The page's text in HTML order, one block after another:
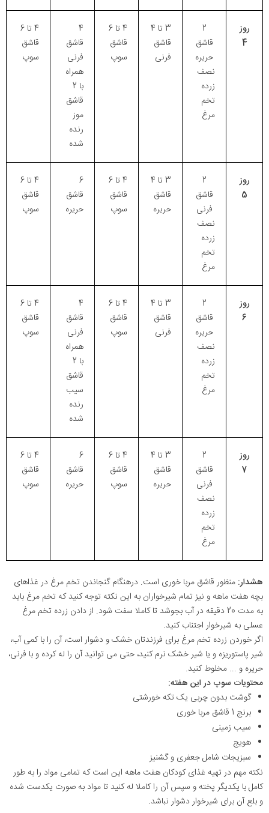
روز
4
2
قاشق
حریره
نصف
زرده
تخم
مرغ
3 تا 4
قاشق
فرنی
4 تا 6
قاشق
سوپ
4
قاشق
فرنی
همراه
با 2
قاشق
موز
رنده
شده
4 تا 6
قاشق
سوپ
روز
5
2
قاشق
فرنی
نصف
زرده
تخم
مرغ
3 تا 4
قاشق
حریره
4 تا 6
قاشق
سوپ
6
قاشق
حریره
4 تا 6
قاشق
سوپ
روز
6
2
قاشق
حریره
نصف
زرده
تخم
مرغ
3 تا 4
قاشق
فرنی
4 تا 6
قاشق
سوپ
4
قاشق
فرنی
همراه
با 2
قاشق
سیب
رنده
شده
4 تا 6
قاشق
سوپ
روز
7
2
قاشق
فرنی
نصف
زرده
تخم
مرغ
3 تا 4
قاشق
حریره
4 تا 6
قاشق
سوپ
6
قاشق
حریره
4 تا 6
قاشق
سوپ
هشدار: منظور قاشق مربا خوری است. درهنگام گنجاندن تخم مرغ در غذاهای
بچه هفت ماهه و نیز تمام شیرخواران به این نکته توجه کنید که تخم مرغ باید
به مدت 20 دقیقه در آب بجوشد تا کاملا سفت شود. از دادن زرده تخم مرغ
عسلی به شیرخوار اجتناب کنید.
اگر خوردن زرده تخم مرغ برای فرزندتان خشک و دشوار است، آن را با کمی آب،
شیر پاستوریزه و یا شیر خشک نرم کنید، حتی می توانید آن را له کرده و با فرنی،
حریره و ... مخلوط کنید.
محتویات سوپ در این هفته:
گوشت بدون چربی یک تکه خورشتی
برنج 1 قاشق مربا خوری
سیب زمینی
هویج
سبزیجات شامل جعفری و گشنیز
نکته مهم در تهیه غذای کودکان هفت ماهه این است که تمامی مواد را به طور
کامل با یکدیگر پخته و سپس آن را کاملا له کنید تا مواد به صورت یکدست شده
و بلع آن برای شیرخوار دشوار نباشد.